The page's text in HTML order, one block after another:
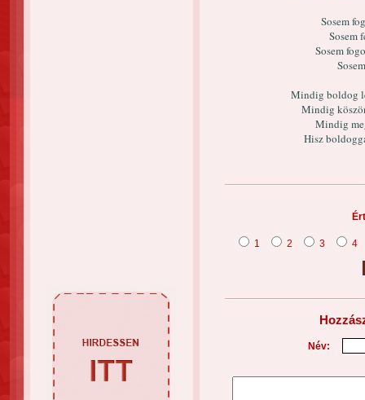
Sosem
Sosem
Sosem
Mindig boldog
Mindig
Mindig
Hisz
1 2 3 4
Név: